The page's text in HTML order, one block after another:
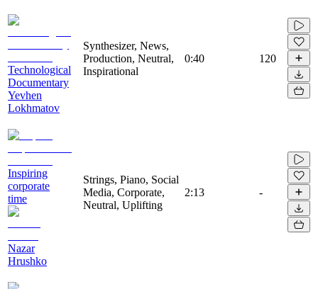
Technological
Documentary
Yevhen
Lokhmatov
Synthesizer, News,
Production, Neutral,
Inspirational
0:40 120
Inspiring
corporate
time
Nazar
Hrushko
Strings, Piano, Social
Media, Corporate,
Neutral, Uplifting
2:13 -